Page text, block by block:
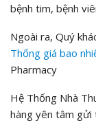
bệnh tim, bệnh
Ngoài ra, Quý
Thống giá bao
Pharmacy
Hệ Thống Nhà
hàng yên tâm gửi